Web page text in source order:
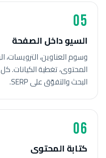
05
السيو داخل الصفحة
المحتوى، تغطية
البحث والتفوّق على SERP.
06
كتابة المحتوى